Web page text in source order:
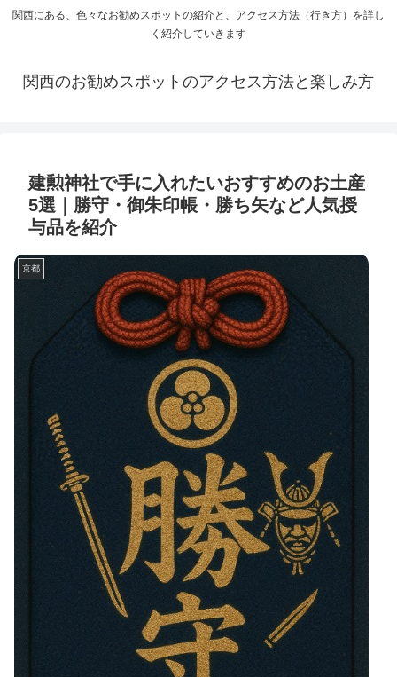
関西にある、色々なお勧めスポットの紹介と、アクセス方法（行き方）を詳し
く紹介していきます
関西のお勧めスポットのアクセス方法と楽しみ方
建勲神社で手に入れたいおすすめのお土産
5選｜勝守・御朱印帳・勝ち矢など人気授
与品を紹介
京都